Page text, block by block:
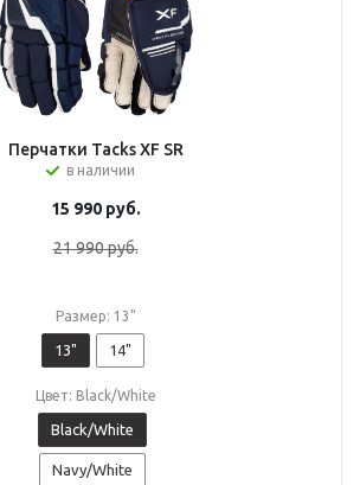
Перчатки Tacks XF SR
в наличии
15 990руб.
21 990руб.
Размер: 13"
13" 14"
Цвет: Black/White
Black/White
Navy/White